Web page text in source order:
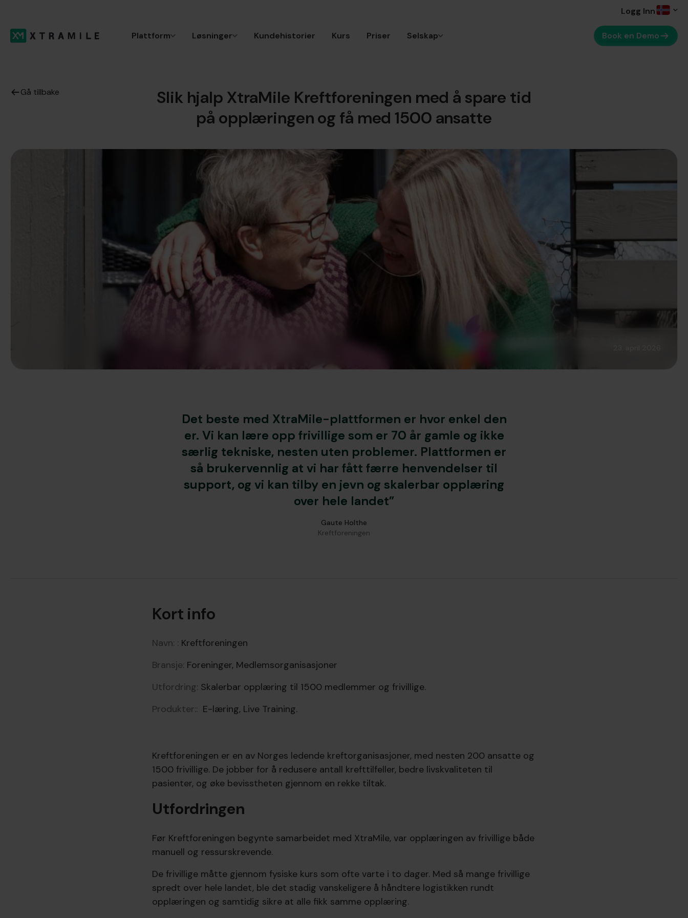
Logg Inn
Plattform Løsninger Kundehistorier Kurs Priser Selskap Book en Demo
Gå tillbake
Slik hjalp XtraMile Kreftforeningen med å spare tid
på opplæringen og få med 1500 ansatte
Det beste med XtraMile-plattformen er hvor enkel den
er. Vi kan lære opp frivillige som er 70 år gamle og ikke
særlig tekniske, nesten uten problemer. Plattformen er
så brukervennlig at vi har fått færre henvendelser til
support, og vi kan tilby en jevn og skalerbar opplæring
over hele landet”
Gaute Holthe
Kreftforeningen
Kort info
Navn: : Kreftforeningen
Bransje: Foreninger, Medlemsorganisasjoner
Utfordring: Skalerbar opplæring til 1500 medlemmer og frivillige.
Produkter:: E-læring, Live Training.
Kreftforeningen er en av Norges ledende kreftorganisasjoner, med nesten 200 ansatte og
1500 frivillige. De jobber for å redusere antall krefttilfeller, bedre livskvaliteten til
pasienter, og øke bevisstheten gjennom en rekke tiltak.
Utfordringen
Før Kreftforeningen begynte samarbeidet med XtraMile, var opplæringen av frivillige både
manuell og ressurskrevende.
De frivillige måtte gjennom fysiske kurs som ofte varte i to dager. Med så mange frivillige
spredt over hele landet, ble det stadig vanskeligere å håndtere logistikken rundt
opplæringen og samtidig sikre at alle fikk samme opplæring.